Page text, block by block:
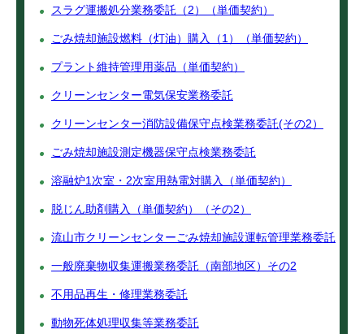
スラグ運搬処分業務委託（2）（単価契約）
ごみ焼却施設燃料（灯油）購入（1）（単価契約）
プラント維持管理用薬品（単価契約）
クリーンセンター電気保安業務委託
クリーンセンター消防設備保守点検業務委託(その2）
ごみ焼却施設測定機器保守点検業務委託
溶融炉1次室・2次室用熱電対購入（単価契約）
脱じん助剤購入（単価契約）（その2）
流山市クリーンセンターごみ焼却施設運転管理業務委託
一般廃棄物収集運搬業務委託（南部地区）その2
不用品再生・修理業務委託
動物死体処理収集等業務委託